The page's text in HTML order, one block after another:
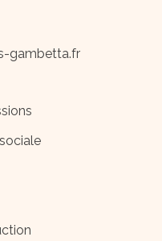
gambetta.fr